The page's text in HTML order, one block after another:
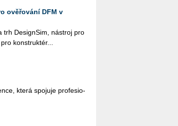
ověřování DFM v
trh De­sign­Sim, ná­stroj pro
kon­struk­té­r...
která spo­ju­je pro­fe­si­o­